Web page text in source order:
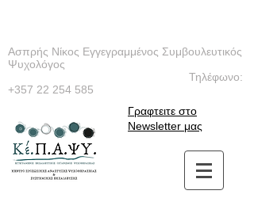
Ασπρής Νίκος Εγγεγραμμένος Συμβουλευτικός
Ψυχολόγος
Τηλέφωνο:
+357 22 254 585
Γραφτειτε στο
Newsletter μας